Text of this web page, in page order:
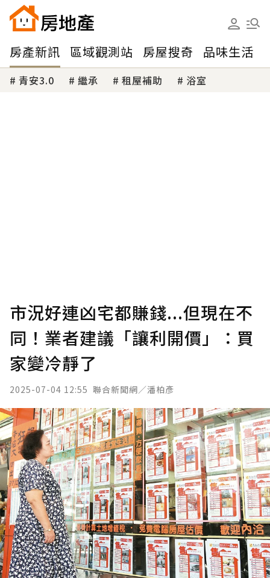
房產新訊 區域觀測站 房屋搜奇 品味生活
青安3.0 繼承 租屋補助 浴室
市況好連凶宅都賺錢...但現在不
同！業者建議「讓利開價」：買
家變冷靜了
2025-07-04 12:55 聯合新聞網／潘柏彥